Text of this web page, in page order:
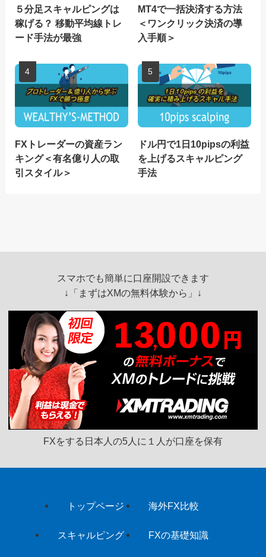
５分足スキャルピングは
稼げる？ 移動平均線トレ
ード手法が最強
MT4で一括決済する方法
＜ワンクリック決済の導
入手順＞
FXトレーダーの資産ラン
キング＜有名億り人の取
引スタイル＞
ドル円で1日10pipsの利益
を上げるスキャルピング
手法
スマホでも簡単に口座開設できます
↓「 まずはXMの無料体験から 」↓
FXをする日本人の5人に１人が口座を保有
トップページ 海外FX比較
スキャルピング FXの基礎知識